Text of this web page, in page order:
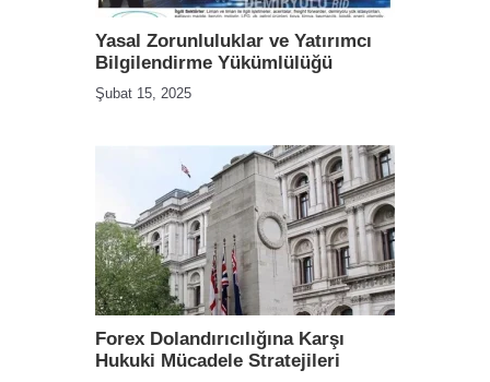
Yasal Zorunluluklar ve Yatırımcı
Bilgilendirme Yükümlülüğü
Şubat 15, 2025
Forex Dolandırıcılığına Karşı
Hukuki Mücadele Stratejileri